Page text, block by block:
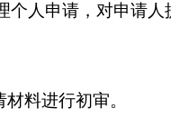
个人申请，对申请
料进行初审。